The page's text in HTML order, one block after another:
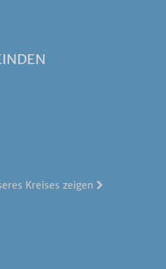
Kreises zeigen